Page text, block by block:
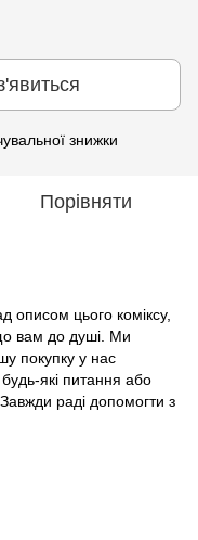
знижки
Порівняти
описом цього коміксу,
вам до душі. Ми
покупку у нас
які питання або
раді допомогти з